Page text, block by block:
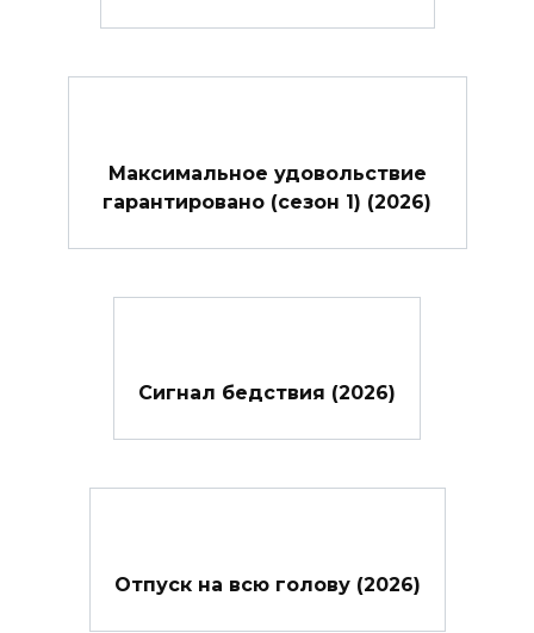
Максимальное удовольствие
гарантировано (сезон 1) (2026)
Сигнал бедствия (2026)
Отпуск на всю голову (2026)